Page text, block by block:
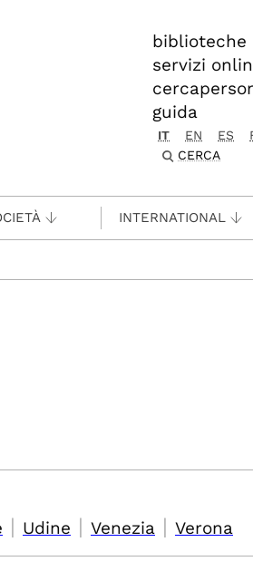
biblioteche
servizi
guida
IT EN ES
CERCA
INTERNATIONAL
| Udine | Venezia | Verona